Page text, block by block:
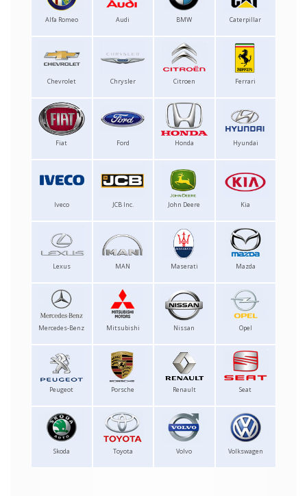
Alfa Romeo Audi BMW Caterpillar
Chevrolet Chrysler Citroen Ferrari
Fiat Ford Honda Hyundai
Iveco JCB Inc. John Deere Kia
Lexus MAN Maserati Mazda
Mercedes-Benz Mitsubishi Nissan Opel
Peugeot Porsche Renault Seat
Skoda Toyota Volvo Volkswagen